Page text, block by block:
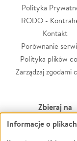
Polityka
RODO -
Kontakt
Porównanie
Polityka plików
Zarządzaj zgodami
Zbieraj na
Leczenie
Informacje o